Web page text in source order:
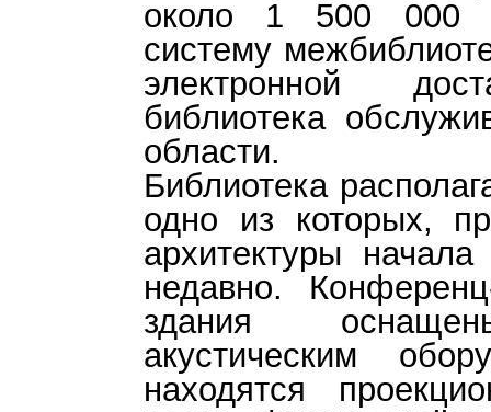
около 1 500 000
систему
электронной
библиотека
области.
Библиотека
одно из которых,
архитектуры
недавно.
здания
акустическим
находятся